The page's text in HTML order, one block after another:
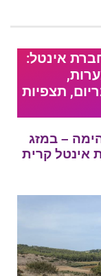
אינטל:
תצפיות
– במזג
אינטל קרית